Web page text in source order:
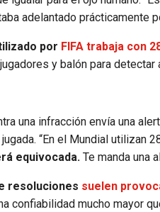
adelantado prácticamente
por FIFA trabaja con
y balón para
una infracción envía una
“En el Mundial utilizan
equivocada. Te manda una
resoluciones suelen
confiabilidad mucho mayor